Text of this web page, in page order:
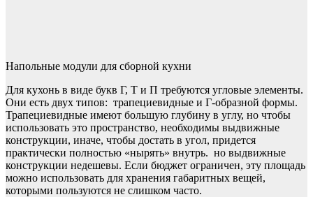
Напольные модули для сборной кухни
Для кухонь в виде букв Г, Т и П требуются угловые элементы.
Они есть двух типов: трапециевидные и Г-образной формы.
Трапециевидные имеют большую глубину в углу, но чтобы
использовать это пространство, необходимы выдвижные
конструкции, иначе, чтобы достать в угол, придется
практически полностью «нырять» внутрь. но выдвижные
конструкции недешевы. Если бюджет ограничен, эту площадь
можно использовать для хранения габаритных вещей,
которыми пользуются не слишком часто.